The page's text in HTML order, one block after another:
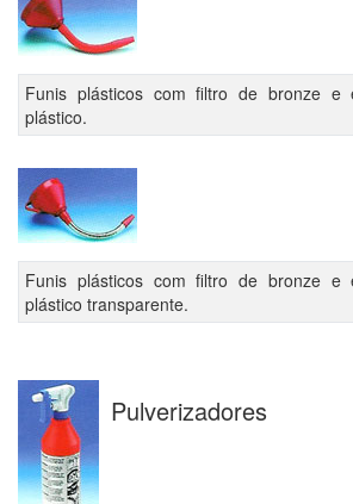
Funis plásticos com filtro de bronze e
plástico.
Funis plásticos com filtro de bronze e
plástico transparente.
Pulverizadores